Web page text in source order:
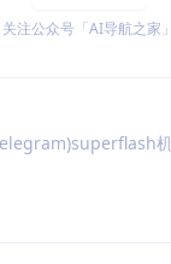
关注公众号「AI导航之家」
superflash